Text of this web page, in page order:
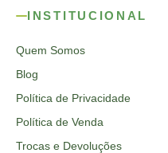
INSTITUCIONAL
Quem Somos
Blog
Política de Privacidade
Política de Venda
Trocas e Devoluções